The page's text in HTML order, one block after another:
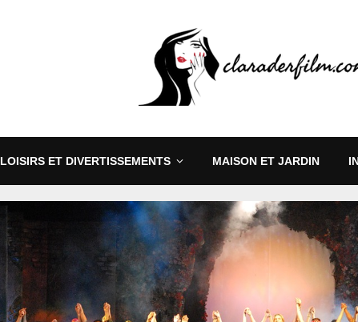
LOISIRS ET DIVERTISSEMENTS MAISON ET JARDIN